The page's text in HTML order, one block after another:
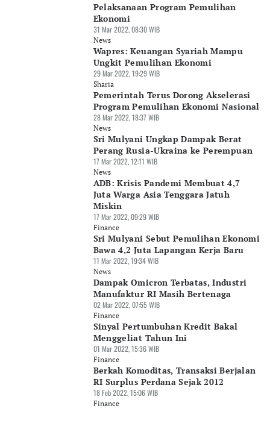
Pelaksanaan Program Pemulihan
Ekonomi
31 Mar 2022, 08:30 WIB
News
Wapres: Keuangan Syariah Mampu
Ungkit Pemulihan Ekonomi
29 Mar 2022, 19:29 WIB
Sharia
Pemerintah Terus Dorong Akselerasi
Program Pemulihan Ekonomi Nasional
28 Mar 2022, 18:37 WIB
News
Sri Mulyani Ungkap Dampak Berat
Perang Rusia-Ukraina ke Perempuan
17 Mar 2022, 12:11 WIB
News
ADB: Krisis Pandemi Membuat 4,7
Juta Warga Asia Tenggara Jatuh
Miskin
17 Mar 2022, 09:29 WIB
Finance
Sri Mulyani Sebut Pemulihan Ekonomi
Bawa 4,2 Juta Lapangan Kerja Baru
11 Mar 2022, 19:34 WIB
News
Dampak Omicron Terbatas, Industri
Manufaktur RI Masih Bertenaga
02 Mar 2022, 07:55 WIB
Finance
Sinyal Pertumbuhan Kredit Bakal
Menggeliat Tahun Ini
01 Mar 2022, 15:36 WIB
Finance
Berkah Komoditas, Transaksi Berjalan
RI Surplus Perdana Sejak 2012
18 Feb 2022, 15:06 WIB
Finance